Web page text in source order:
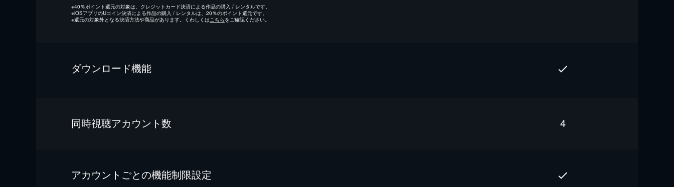
※40％ポイント還元の対象は、クレジットカード決済による作品の購入 / レンタルです。
※iOSアプリのUコイン決済による作品の購入 / レンタルは、20％のポイント還元です。
※還元の対象外となる決済方法や商品があります。くわしくはこちらをご確認ください。
ダウンロード機能
同時視聴アカウント数 4
アカウントごとの機能制限設定